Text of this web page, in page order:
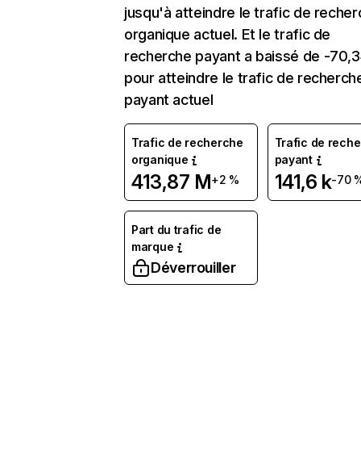
jusqu'à atteindre le trafic de
organique actuel. Et le trafic de
recherche payant a baissé de -
pour atteindre le trafic de
payant actuel
Trafic de recherche
organique
413,87 M+2 %
Trafic de
payant
141,6 k-70
Part du trafic de
marque
Déverrouiller